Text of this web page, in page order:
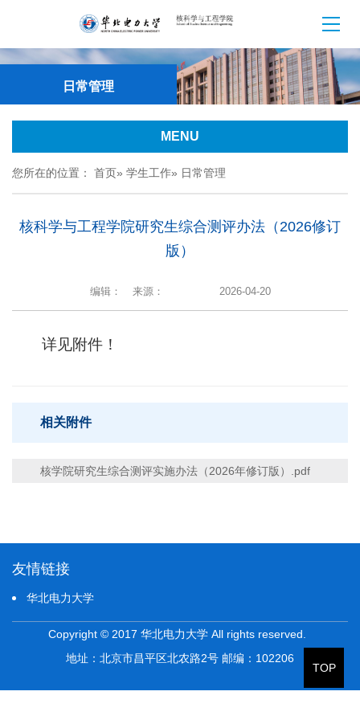
日常管理
MENU
您所在的位置： 首页» 学生工作» 日常管理
核科学与工程学院研究生综合测评办法（2026修订
版）
编辑： 来源： 2026-04-20
详见附件！
相关附件
核学院研究生综合测评实施办法（2026年修订版）.pdf
TOP
友情链接
华北电力大学
Copyright © 2017 华北电力大学 All rights reserved.
地址：北京市昌平区北农路2号 邮编：102206